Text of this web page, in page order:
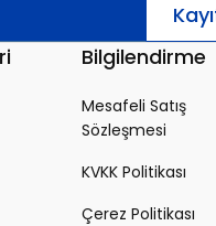
Bilgilendirme
Mesafeli Satış
Sözleşmesi
KVKK Politikası
Çerez Politikası